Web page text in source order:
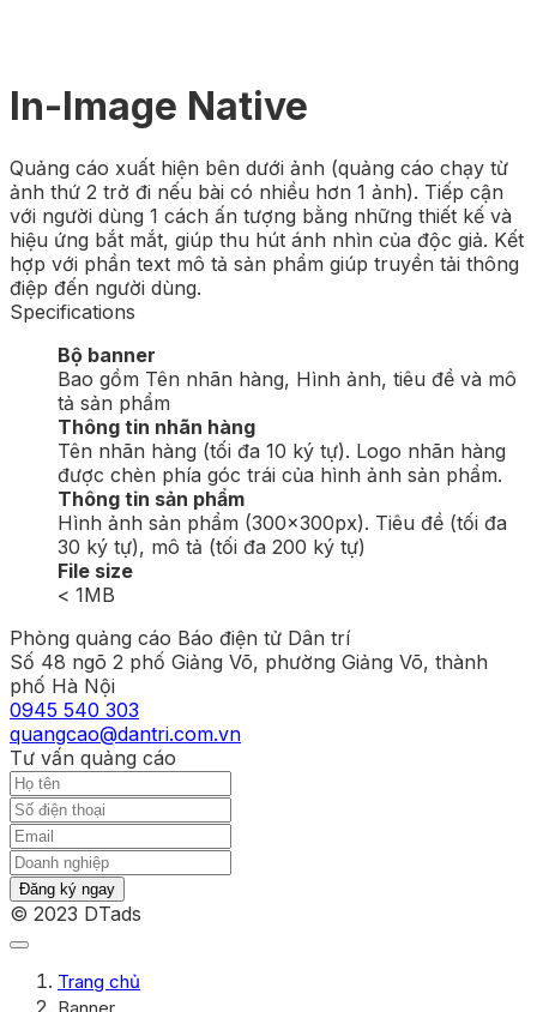
In-Image Native
Quảng cáo xuất hiện bên dưới ảnh (quảng cáo chạy từ
ảnh thứ 2 trở đi nếu bài có nhiều hơn 1 ảnh). Tiếp cận
với người dùng 1 cách ấn tượng bằng những thiết kế và
hiệu ứng bắt mắt, giúp thu hút ánh nhìn của độc giả. Kết
hợp với phần text mô tả sản phẩm giúp truyền tải thông
điệp đến người dùng.
Specifications
Bộ banner
Bao gồm Tên nhãn hàng, Hình ảnh, tiêu đề và mô
tả sản phẩm
Thông tin nhãn hàng
Tên nhãn hàng (tối đa 10 ký tự). Logo nhãn hàng
được chèn phía góc trái của hình ảnh sản phẩm.
Thông tin sản phẩm
Hình ảnh sản phẩm (300x300px). Tiêu đề (tối đa
30 ký tự), mô tả (tối đa 200 ký tự)
File size
< 1MB
Phòng quảng cáo Báo điện tử Dân trí
Số 48 ngõ 2 phố Giảng Võ, phường Giảng Võ, thành
phố Hà Nội
0945 540 303
quangcao@dantri.com.vn
Tư vấn quảng cáo
Đăng ký ngay
© 2023 DTads
Trang chủ